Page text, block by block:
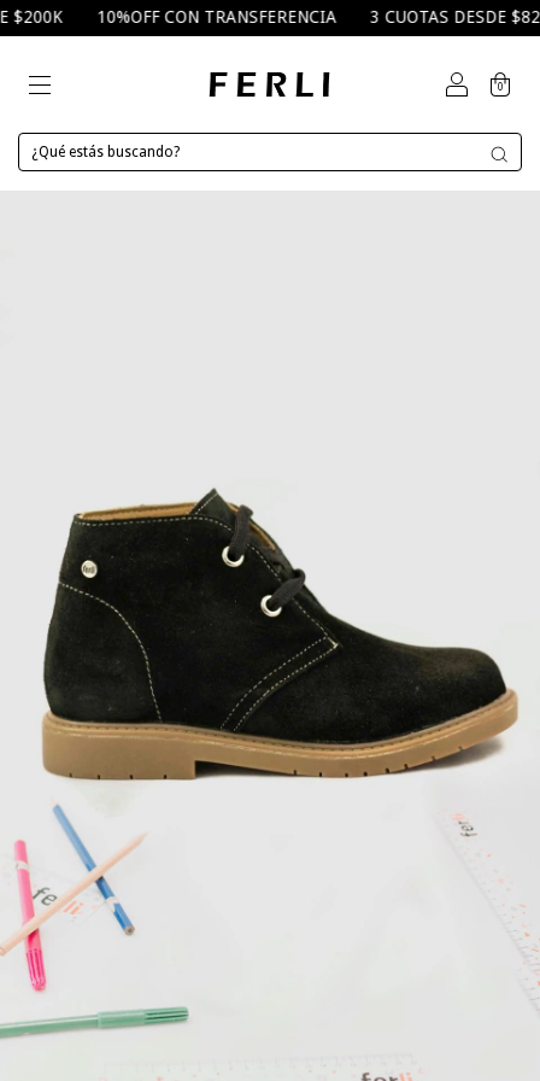
10%OFF CON TRANSFERENCIA 3 CUOTAS DESDE
0